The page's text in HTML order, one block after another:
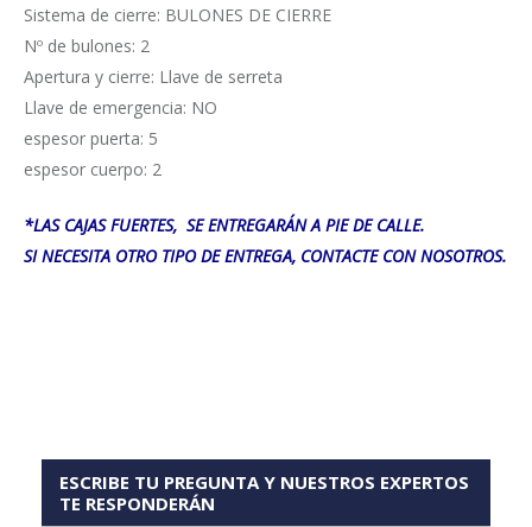
Sistema de cierre: BULONES DE CIERRE
Nº de bulones: 2
Apertura y cierre: Llave de serreta
Llave de emergencia: NO
espesor puerta: 5
espesor cuerpo: 2
*LAS CAJAS FUERTES, SE ENTREGARÁN A PIE DE CALLE.
SI NECESITA OTRO TIPO DE ENTREGA, CONTACTE CON NOSOTROS.
ESCRIBE TU PREGUNTA Y NUESTROS EXPERTOS
TE RESPONDERÁN